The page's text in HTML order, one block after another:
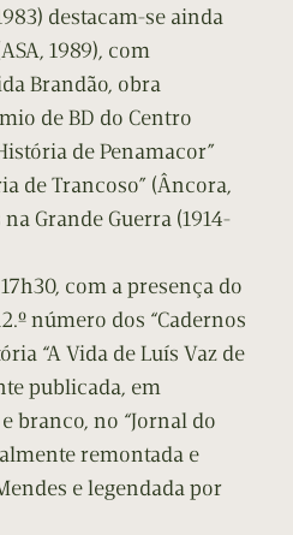
destacam-se ainda
1989), com
Brandão, obra
de BD do Centro
de Penamacor”
de Trancoso” (Âncora,
Grande Guerra (1914-
com a presença do
número dos “Cadernos
“A Vida de Luís Vaz de
publicada, em
branco, no “Jornal do
remontada e
e legendada por